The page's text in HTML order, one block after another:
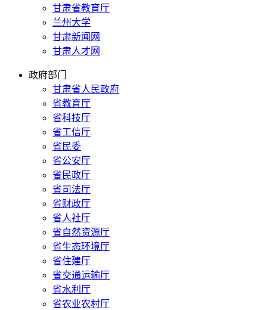
甘肃省教育厅
兰州大学
甘肃新闻网
甘肃人才网
政府部门
甘肃省人民政府
省教育厅
省科技厅
省工信厅
省民委
省公安厅
省民政厅
省司法厅
省财政厅
省人社厅
省自然资源厅
省生态环境厅
省住建厅
省交通运输厅
省水利厅
省农业农村厅